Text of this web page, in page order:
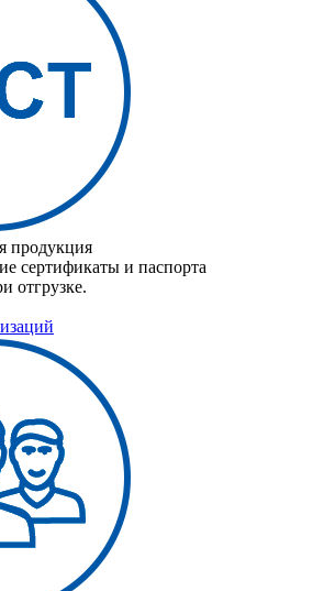
продукция
сертификаты и паспорта
отгрузке.